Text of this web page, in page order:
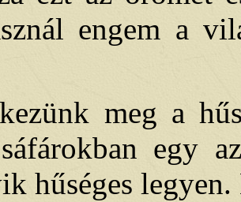
engem a
meg a
egy
hűséges legyen.